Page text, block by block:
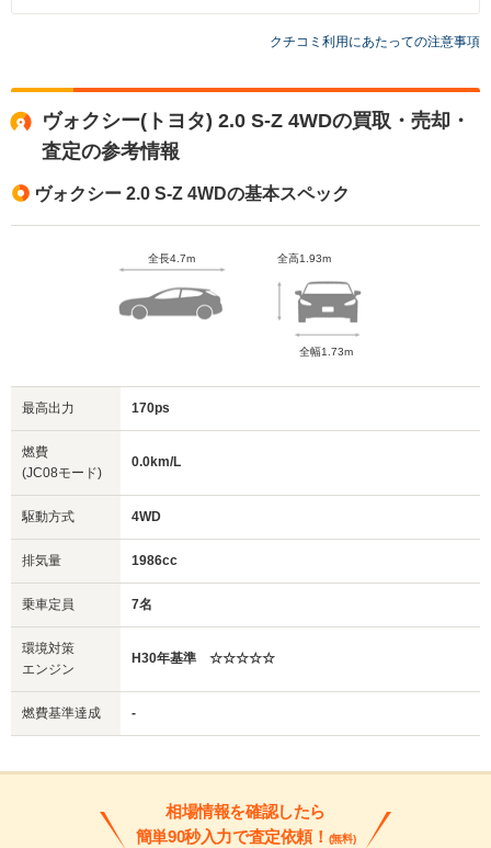
クチコミ利用にあたっての注意事項
ヴォクシー(トヨタ) 2.0 S-Z 4WDの買取・売却・
査定の参考情報
ヴォクシー 2.0 S-Z 4WDの基本スペック
全長4.7m 全高1.93m
全幅1.73m
最高出力 170ps
燃費
(JC08モード)
0.0km/L
駆動方式 4WD
排気量 1986cc
乗車定員 7名
環境対策
エンジン
H30年基準 ☆☆☆☆☆
燃費基準達成 -
相場情報を確認したら
簡単90秒入力で査定依頼！ (無料)